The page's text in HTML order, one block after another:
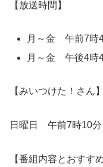
【放送時間】
月～金 午前7時
月～金 午後4時
【みいつけた！さん】
日曜日 午前7時10分
【番組内容とおすす